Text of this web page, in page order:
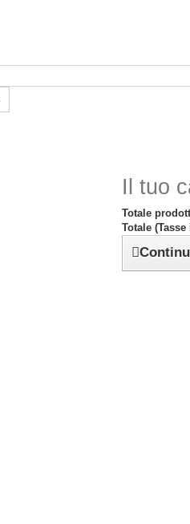
Il tuo
Totale
Totale